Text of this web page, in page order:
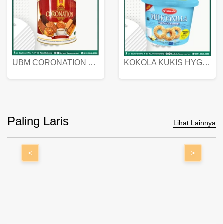
UBM CORONATION ASSORTED BISKUIT KALENG 450 GRAM KOKOLA KUKIS HYGIENIC MILK VANILLA PACK 320 GR
Paling Laris Lihat Lainnya
< >